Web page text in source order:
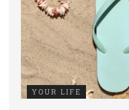
YOUR LIFE